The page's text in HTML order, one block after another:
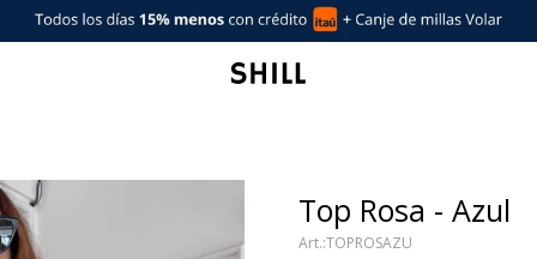
Top Rosa - Azul
TOPROSAZU